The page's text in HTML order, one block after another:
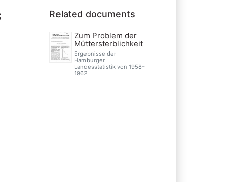
Related documents
Zum Problem der
Müttersterblichkeit
Ergebnisse der
Hamburger
Landesstatistik von 1958-
1962